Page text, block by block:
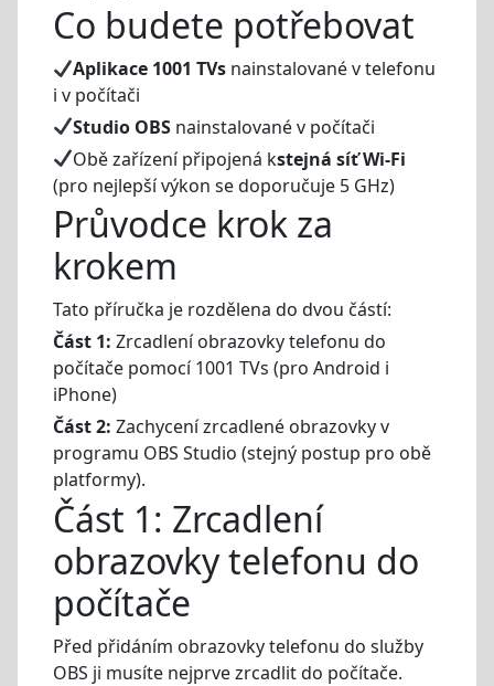
Co budete potřebovat
Aplikace 1001 TVs nainstalované v telefonu
i v počítači
Studio OBS nainstalované v počítači
Obě zařízení připojená kstejná síť Wi-Fi
(pro nejlepší výkon se doporučuje 5 GHz)
Průvodce krok za
krokem
Tato příručka je rozdělena do dvou částí:
Část 1: Zrcadlení obrazovky telefonu do
počítače pomocí 1001 TVs (pro Android i
iPhone)
Část 2: Zachycení zrcadlené obrazovky v
programu OBS Studio (stejný postup pro obě
platformy).
Část 1: Zrcadlení
obrazovky telefonu do
počítače
Před přidáním obrazovky telefonu do služby
OBS ji musíte nejprve zrcadlit do počítače.